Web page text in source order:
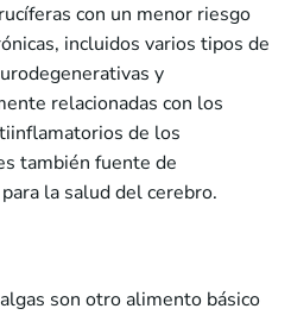
con un menor riesgo
incluidos varios tipos de
y
relacionadas con los
de los
también fuente de
la salud del cerebro.
son otro alimento básico